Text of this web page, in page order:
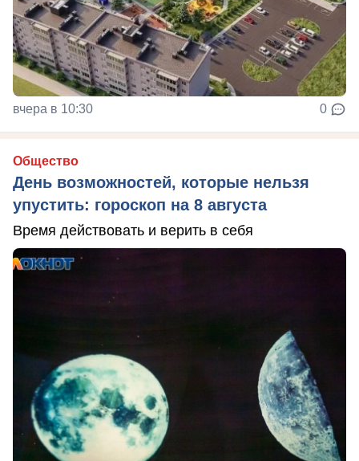
вчера в 10:30 0
Общество
День возможностей, которые нельзя
упустить: гороскоп на 8 августа
Время действовать и верить в себя